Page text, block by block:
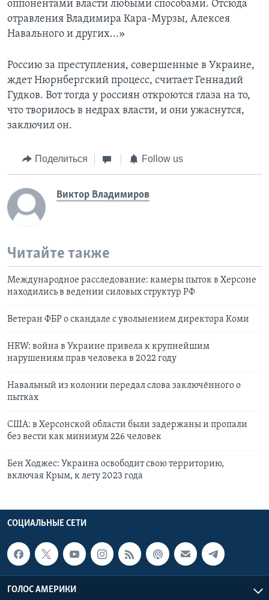
оппонентами власти любыми способами. Отсюда
отравления Владимира Кара-Мурзы, Алексея
Навального и других...»
Россию за преступления, совершенные в Украине,
ждет Нюрнбергский процесс, считает Геннадий
Гудков. Вот тогда у россиян откроются глаза на то,
что творилось в недрах власти, и они ужаснутся,
заключил он.
Поделиться Follow us
Виктор Владимиров
Читайте также
Международное расследование: камеры пыток в Херсоне
находились в ведении силовых структур РФ
Ветеран ФБР о скандале с увольнением директора Коми
HRW: война в Украине привела к крупнейшим
нарушениям прав человека в 2022 году
Навальный из колонии передал слова заключённого о
пытках
США: в Херсонской области были задержаны и пропали
без вести как минимум 226 человек
Бен Ходжес: Украина освободит свою территорию,
включая Крым, к лету 2023 года
СОЦИАЛЬНЫЕ СЕТИ
ГОЛОС АМЕРИКИ